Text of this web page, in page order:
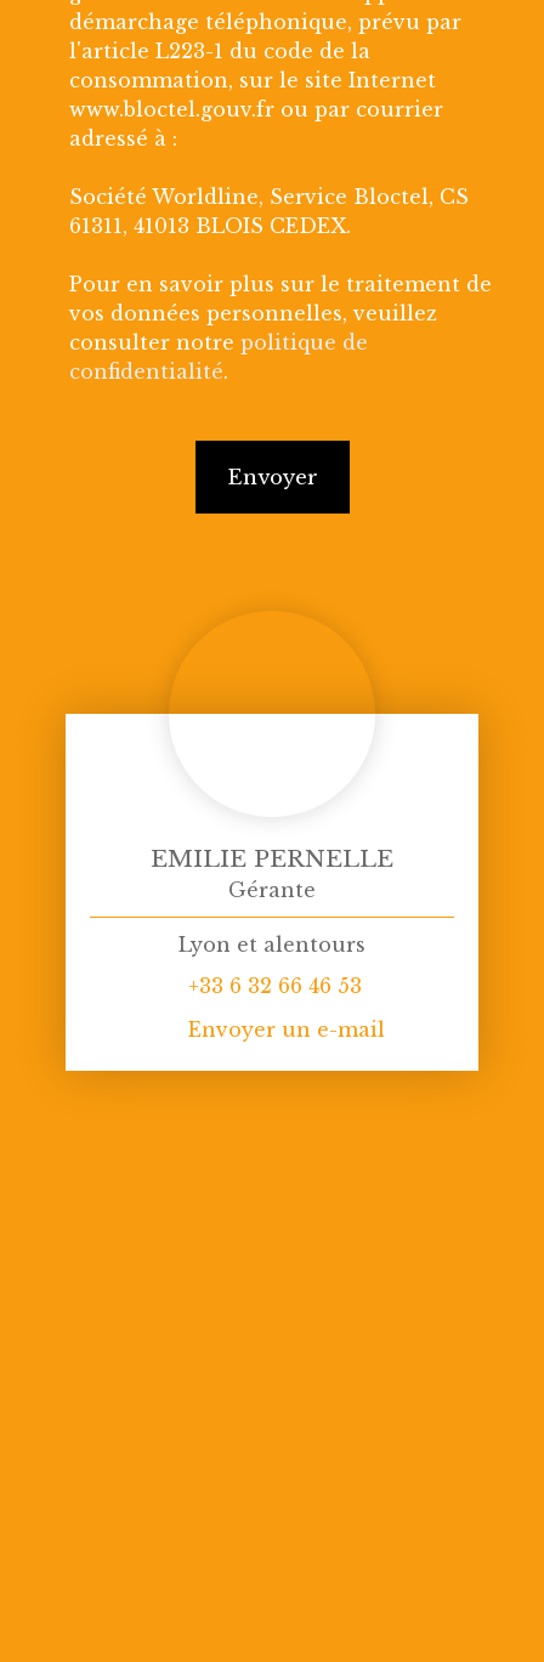
démarchage téléphonique, prévu par
l'article L223-1 du code de la
consommation, sur le site Internet
www.bloctel.gouv.fr ou par courrier
adressé à :
Société Worldline, Service Bloctel, CS
61311, 41013 BLOIS CEDEX.
Pour en savoir plus sur le traitement de
vos données personnelles, veuillez
consulter notre politique de
confidentialité.
Envoyer
EMILIE PERNELLE
Gérante
Lyon et alentours
+33 6 32 66 46 53
Envoyer un e-mail